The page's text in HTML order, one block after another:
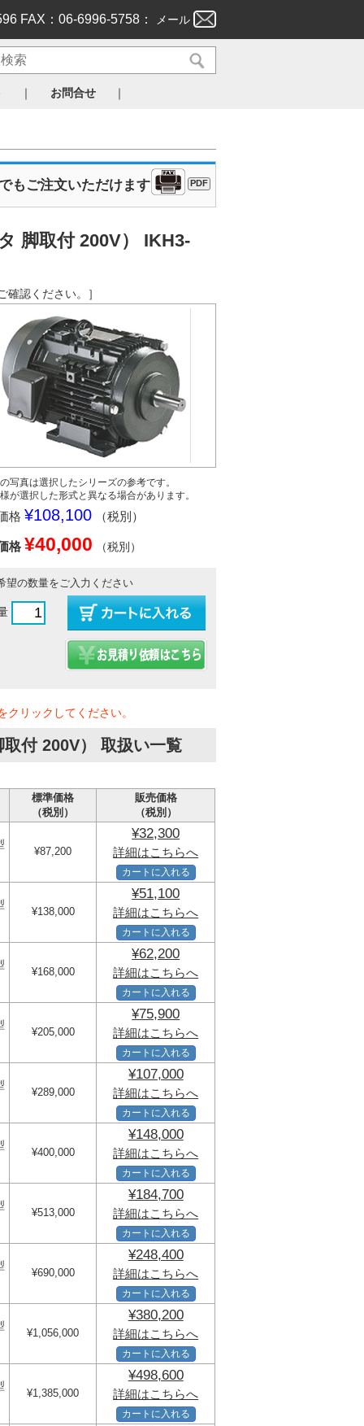
FAX：06-6996-5758： メール
｜ お問合せ ｜
もご注文いただけます PDF
脚取付 200V） IKH3-
認ください。］
写真は選択したシリーズの参考です。
が選択した形式と異なる場合があります。
格 ¥108,100 （税別）
格 ¥40,000 （税別）
望の数量をご入力ください
リックしてください。
付 200V） 取扱い一覧
標準価格
（税別）
販売価格
（税別）
¥87,200
¥32,300
詳細はこちらへ
カートに入れる
¥138,000
¥51,100
詳細はこちらへ
カートに入れる
¥168,000
¥62,200
詳細はこちらへ
カートに入れる
¥205,000
¥75,900
詳細はこちらへ
カートに入れる
¥289,000
¥107,000
詳細はこちらへ
カートに入れる
¥400,000
¥148,000
詳細はこちらへ
カートに入れる
¥513,000
¥184,700
詳細はこちらへ
カートに入れる
¥690,000
¥248,400
詳細はこちらへ
カートに入れる
¥1,056,000
¥380,200
詳細はこちらへ
カートに入れる
¥1,385,000
¥498,600
詳細はこちらへ
カートに入れる